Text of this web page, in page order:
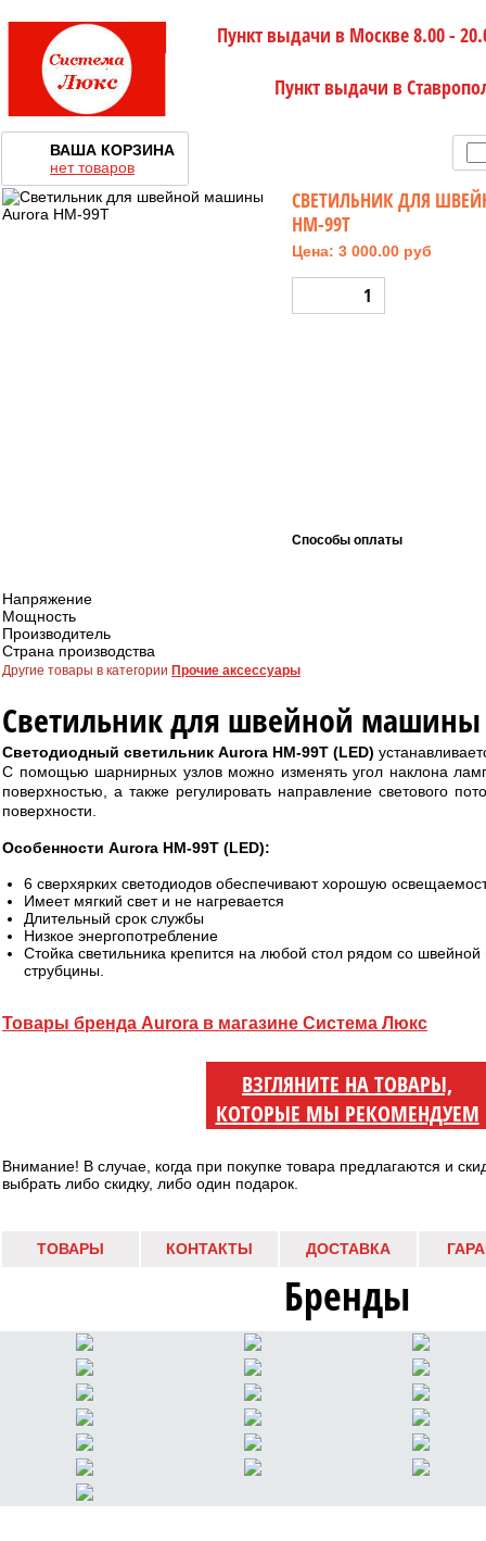
Пункт выдачи в Москве 8.00 -
Пункт выдачи в
ВАША КОРЗИНА
нет товаров
СВЕТИЛЬНИК ДЛЯ
HM-99T
Цена: 3 000.00 руб
Способы оплаты
Напряжение
Мощность
Производитель
Страна производства
Другие товары в категории Прочие аксессуары
Светильник для швейной машины
Светодиодный светильник Aurora HM-99T (LED)
С помощью шарнирных узлов можно изменять угол наклона
поверхностью, а также регулировать направление светового
поверхности.
Особенности Aurora HM-99T (LED):
6 сверхярких светодиодов обеспечивают хорошую
Имеет мягкий свет и не нагревается
Длительный срок службы
Низкое энергопотребление
Стойка светильника крепится на любой стол рядом со
струбцины.
Товары бренда Aurora в магазине Система Люкс
ВЗГЛЯНИТЕ НА ТОВАРЫ,
КОТОРЫЕ МЫ РЕКОМЕНДУЕМ
Внимание! В случае, когда при покупке товара предлагаются и
выбрать либо скидку, либо один подарок.
ТОВАРЫ КОНТАКТЫ ДОСТАВКА
Бренды